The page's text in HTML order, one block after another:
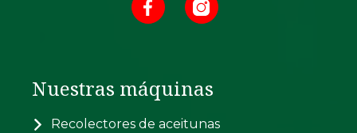
Nuestras máquinas
Recolectores de aceitunas